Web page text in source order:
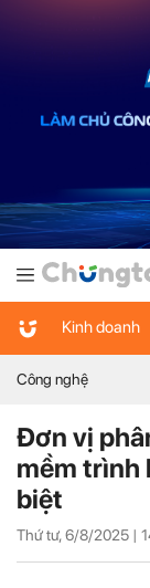
Kinh doanh
Công nghệ
Đơn vị
mềm trình
biệt
Thứ tư, 6/8/2025 |